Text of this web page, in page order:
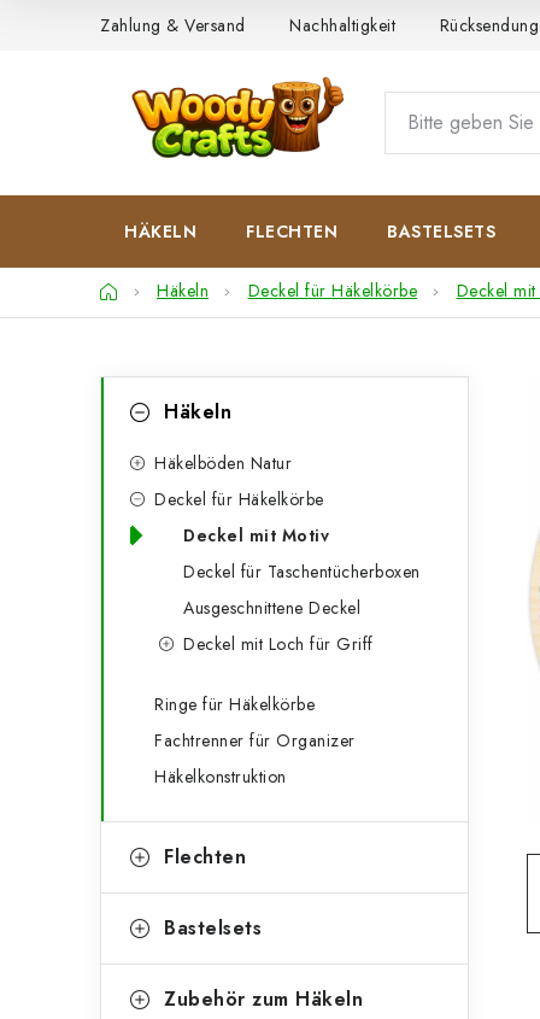
Zahlung & Versand Nachhaltigkeit
HÄKELN FLECHTEN BASTELSETS
StartseiteHäkeln Deckel für Häkelkörbe Deckel
s
e
überspringen
Häkeln
Häkelböden Natur
Deckel für Häkelkörbe
Deckel mit Motiv
Deckel für Taschentücherboxen
Ausgeschnittene Deckel
Deckel mit Loch für Griff
Ringe für Häkelkörbe
Fachtrenner für Organizer
Häkelkonstruktion
Flechten
Bastelsets
Zubehör zum Häkeln